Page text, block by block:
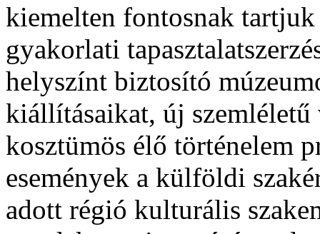
kiemelten fontosnak tartjuk
gyakorlati
helyszínt biztosító
kiállításaikat, új
kosztümös élő történelem
események a külföldi
adott régió kulturális